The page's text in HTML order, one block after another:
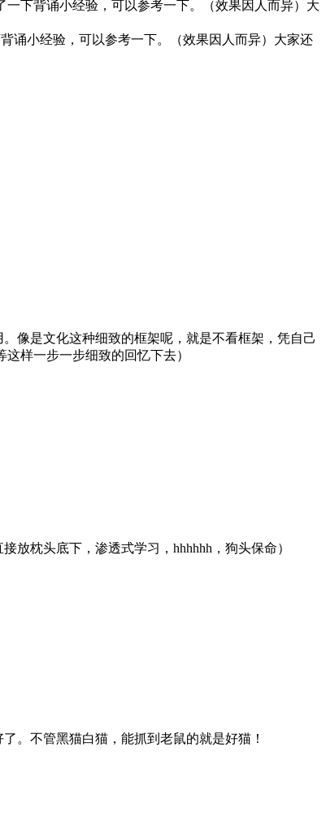
下背诵小经验，可以参考一下。（效果因人而异）大
诵小经验，可以参考一下。（效果因人而异）大家还
像是文化这种细致的框架呢，就是不看框架，凭自己
样一步一步细致的回忆下去）
放枕头底下，渗透式学习，hhhhhh，狗头保命）
。不管黑猫白猫，能抓到老鼠的就是好猫！